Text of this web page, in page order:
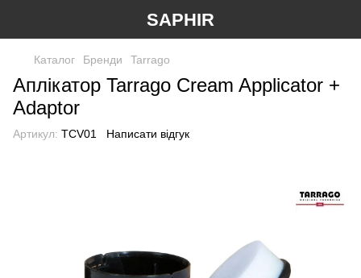
SAPHIR
Каталог Бренди Tarrago
Аплікатор Tarrago Cream Applicator +
Adaptor
Артикул: TCV01 Написати відгук